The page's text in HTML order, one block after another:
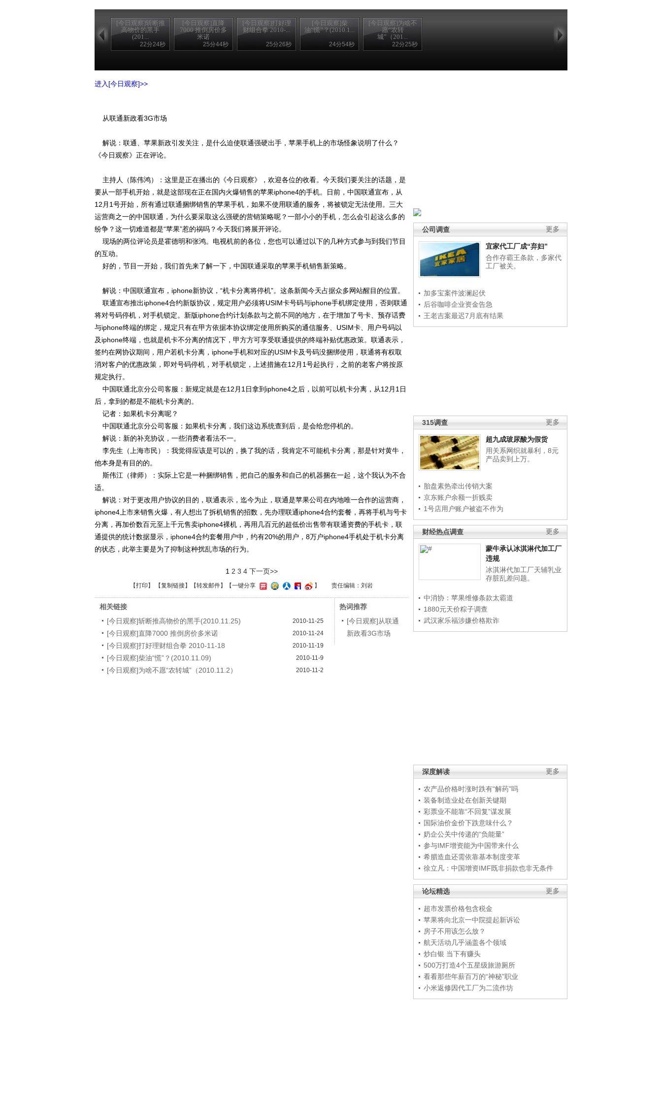
[今日观察]斩断推
高物价的黑手
(201...
22分24秒
[今日观察]直降
7000 推倒房价多
米诺
25分44秒
[今日观察]打好理
财组合拳 2010-...
25分26秒
[今日观察]柴
油“慌”？(2010.1...
24分54秒
[今日观察]为啥不
愿“农转
城”（201...
22分25秒
更多
公司调查
宜家代工厂成“弃妇”
合作存霸王条款，多家代
工厂被关。
加多宝案件波澜起伏
后谷咖啡企业资金告急
王老吉案最迟7月底有结果
更多
315调查
超九成玻尿酸为假货
用关系网织就暴利，8元
产品卖到上万。
胎盘素热牵出传销大案
京东账户余额一折贱卖
1号店用户账户被盗不作为
更多
财经热点调查
蒙牛承认冰淇淋代加工厂
违规
冰淇淋代加工厂天辅乳业
存脏乱差问题。
中消协：苹果维修条款太霸道
1880元天价粽子调查
武汉家乐福涉嫌价格欺诈
更多
深度解读
农产品价格时涨时跌有“解药”吗
装备制造业处在创新关键期
彩票业不能靠“不回复”谋发展
国际油价金价下跌意味什么？
奶企公关中传递的“负能量”
参与IMF增资能为中国带来什么
希腊造血还需依靠基本制度变革
徐立凡：中国增资IMF既非捐款也非无条件
更多
论坛精选
超市发票价格包含税金
苹果将向北京一中院提起新诉讼
房子不用该怎么放？
航天活动几乎涵盖各个领域
炒白银 当下有赚头
500万打造4个五星级旅游厕所
看看那些年薪百万的“神秘”职业
小米返修因代工厂为二流作坊
进入[今日观察]>>
从联通新政看3G市场
解说：联通、苹果新政引发关注，是什么迫使联通强硬出手，苹果手机上的市场怪象说明了什么？
《今日观察》正在评论。
主持人（陈伟鸿）：这里是正在播出的《今日观察》，欢迎各位的收看。今天我们要关注的话题，是
要从一部手机开始，就是这部现在正在国内火爆销售的苹果iphone4的手机。日前，中国联通宣布，从
12月1号开始，所有通过联通捆绑销售的苹果手机，如果不使用联通的服务，将被锁定无法使用。三大
运营商之一的中国联通，为什么要采取这么强硬的营销策略呢？一部小小的手机，怎么会引起这么多的
纷争？这一切难道都是“苹果”惹的祸吗？今天我们将展开评论。
现场的两位评论员是霍德明和张鸿。电视机前的各位，您也可以通过以下的几种方式参与到我们节目
的互动。
好的，节目一开始，我们首先来了解一下，中国联通采取的苹果手机销售新策略。
解说：中国联通宣布，iphone新协议，“机卡分离将停机”。这条新闻今天占据众多网站醒目的位置。
联通宣布推出iphone4合约新版协议，规定用户必须将USIM卡号码与iphone手机绑定使用，否则联通
将对号码停机，对手机锁定。新版iphone合约计划条款与之前不同的地方，在于增加了号卡、预存话费
与iphone终端的绑定，规定只有在甲方依据本协议绑定使用所购买的通信服务、USIM卡、用户号码以
及iphone终端，也就是机卡不分离的情况下，甲方方可享受联通提供的终端补贴优惠政策。联通表示，
签约在网协议期间，用户若机卡分离，iphone手机和对应的USIM卡及号码没捆绑使用，联通将有权取
消对客户的优惠政策，即对号码停机，对手机锁定，上述措施在12月1号起执行，之前的老客户将按原
规定执行。
中国联通北京分公司客服：新规定就是在12月1日拿到iphone4之后，以前可以机卡分离，从12月1日
后，拿到的都是不能机卡分离的。
记者：如果机卡分离呢？
中国联通北京分公司客服：如果机卡分离，我们这边系统查到后，是会给您停机的。
解说：新的补充协议，一些消费者看法不一。
李先生（上海市民）：我觉得应该是可以的，换了我的话，我肯定不可能机卡分离，那是针对黄牛，
他本身是有目的的。
斯伟江（律师）：实际上它是一种捆绑销售，把自己的服务和自己的机器捆在一起，这个我认为不合
适。
解说：对于更改用户协议的目的，联通表示，迄今为止，联通是苹果公司在内地唯一合作的运营商，
iphone4上市来销售火爆，有人想出了拆机销售的招数，先办理联通iphone4合约套餐，再将手机与号卡
分离，再加价数百元至上千元售卖iphone4裸机，再用几百元的超低价出售带有联通资费的手机卡，联
通提供的统计数据显示，iphone4合约套餐用户中，约有20%的用户，8万户iphone4手机处于机卡分离
的状态，此举主要是为了抑制这种扰乱市场的行为。
1 2 3 4 下一页>>
【打印 】 【复制链接】【转发邮件】 【一键分享 】 责任编辑：刘岩
相关链接
[今日观察]斩断推高物价的黑手(2010.11.25)
2010-11-25
[今日观察]直降7000 推倒房价多米诺 2010-11-24
[今日观察]打好理财组合拳 2010-11-18 2010-11-19
[今日观察]柴油“慌”？(2010.11.09) 2010-11-9
[今日观察]为啥不愿“农转城”（2010.11.2） 2010-11-2
热词推荐
[今日观察]从联通
新政看3G市场